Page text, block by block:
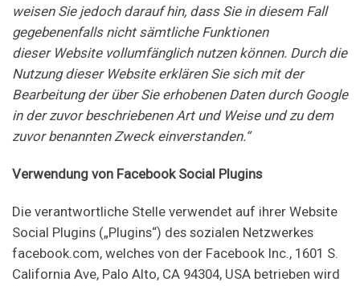
weisen Sie jedoch darauf hin, dass Sie in diesem Fall
gegebenenfalls nicht sämtliche Funktionen
dieser Website vollumfänglich nutzen können. Durch die
Nutzung dieser Website erklären Sie sich mit der
Bearbeitung der über Sie erhobenen Daten durch Google
in der zuvor beschriebenen Art und Weise und zu dem
zuvor benannten Zweck einverstanden.“
Verwendung von Facebook Social Plugins
Die verantwortliche Stelle verwendet auf ihrer Website
Social Plugins („Plugins“) des sozialen Netzwerkes
facebook.com, welches von der Facebook Inc., 1601 S.
California Ave, Palo Alto, CA 94304, USA betrieben wird